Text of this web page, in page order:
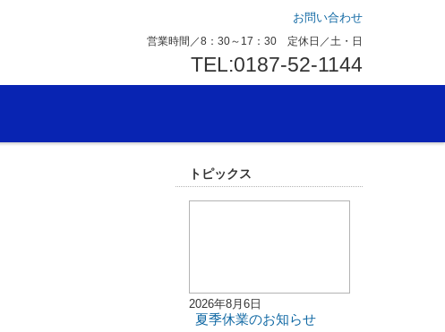
お問い合わせ
営業時間／8：30～17：30 定休日／土・日
TEL:0187-52-1144
トピックス
2026年8月6日
夏季休業のお知らせ